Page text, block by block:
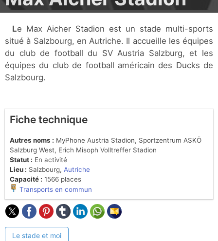
Le Max Aicher Stadion est un stade multi-sports
situé à Salzbourg, en Autriche. Il accueille les équipes
du club de football du SV Austria Salzburg, et les
équipes du club de football américain des Ducks de
Salzbourg.
Fiche technique
Autres noms : MyPhone Austria Stadion, Sportzentrum ASKÖ
Salzburg West, Erich Misoph Volltreffer Stadion
Statut : En activité
Lieu : Salzbourg, Autriche
Capacité : 1566 places
Transports en commun
Le stade et moi